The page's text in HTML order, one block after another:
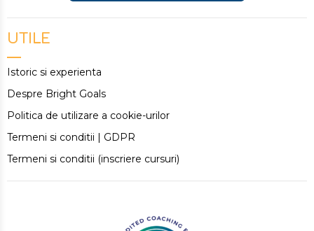
UTILE
Istoric si experienta
Despre Bright Goals
Politica de utilizare a cookie-urilor
Termeni si conditii | GDPR
Termeni si conditii (inscriere cursuri)